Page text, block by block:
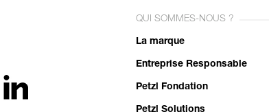
QUI SOMMES-NOUS ?
La marque
Entreprise Responsable
Petzl Fondation
Petzl Solutions